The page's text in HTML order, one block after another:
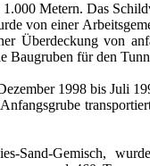
Metern. Das
von einer
Überdeckung von
Baugruben für den
1998 bis Juli
Sand-Gemisch,